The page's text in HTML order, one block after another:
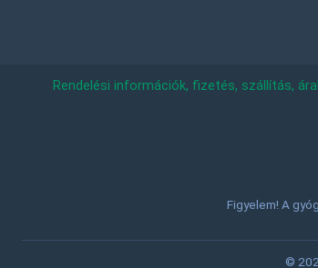
Rendelési információk, fizetés, szállítás,
Figyelem! A
©